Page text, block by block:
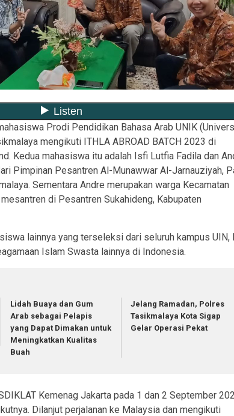
Prodi Pendidikan Bahasa Arab UNIK
mengikuti ITHLA ABROAD BATCH 2023 di
Kedua mahasiswa itu adalah Isfi Lutfia Fadila dan
Pimpinan Pesantren Al-Munawwar Al-Jarnauziyah,
Sementara Andre merupakan warga Kecamatan
di Pesantren Sukahideng, Kabupaten
lainnya yang terseleksi dari seluruh kampus UIN,
Islam Swasta lainnya di Indonesia.
Lidah Buaya dan Gum
Arab sebagai Pelapis
yang Dapat Dimakan untuk
Meningkatkan Kualitas
Buah
Jelang Ramadan, Polres
Tasikmalaya Kota Sigap
Gelar Operasi Pekat
Kemenag Jakarta pada 1 dan 2 September
Dilanjut perjalanan ke Malaysia dan mengikuti